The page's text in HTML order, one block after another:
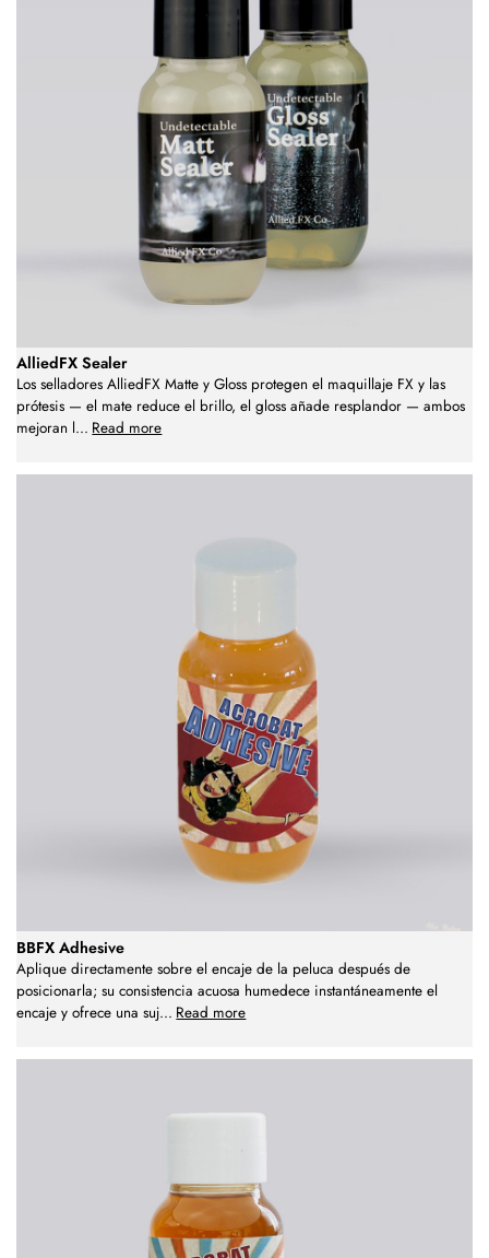
AlliedFX Sealer
Los selladores AlliedFX Matte y Gloss protegen el maquillaje FX y las
prótesis — el mate reduce el brillo, el gloss añade resplandor — ambos
mejoran l... Read more
BBFX Adhesive
Aplique directamente sobre el encaje de la peluca después de
posicionarla; su consistencia acuosa humedece instantáneamente el
encaje y ofrece una suj... Read more